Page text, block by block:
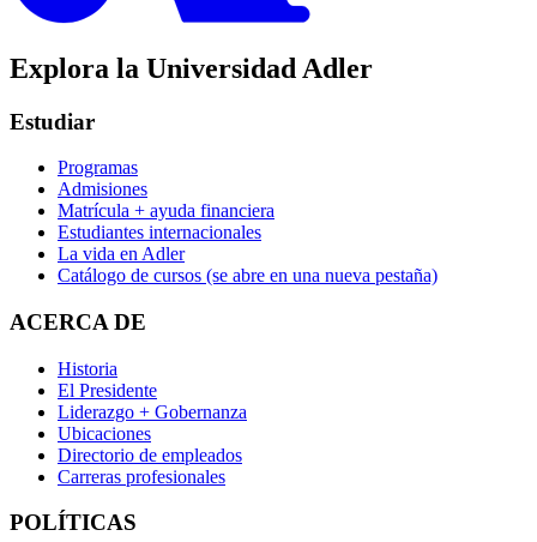
Explora la Universidad Adler
Estudiar
Programas
Admisiones
Matrícula + ayuda financiera
Estudiantes internacionales
La vida en Adler
Catálogo de cursos (se abre en una nueva pestaña)
ACERCA DE
Historia
El Presidente
Liderazgo + Gobernanza
Ubicaciones
Directorio de empleados
Carreras profesionales
POLÍTICAS